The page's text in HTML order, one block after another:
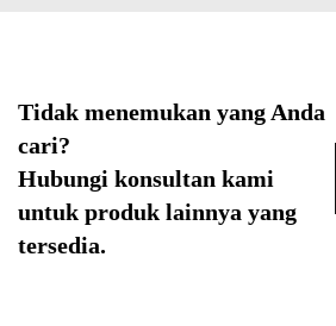
Tidak menemukan yang Anda
cari?
Hubungi konsultan kami
untuk produk lainnya yang
tersedia.